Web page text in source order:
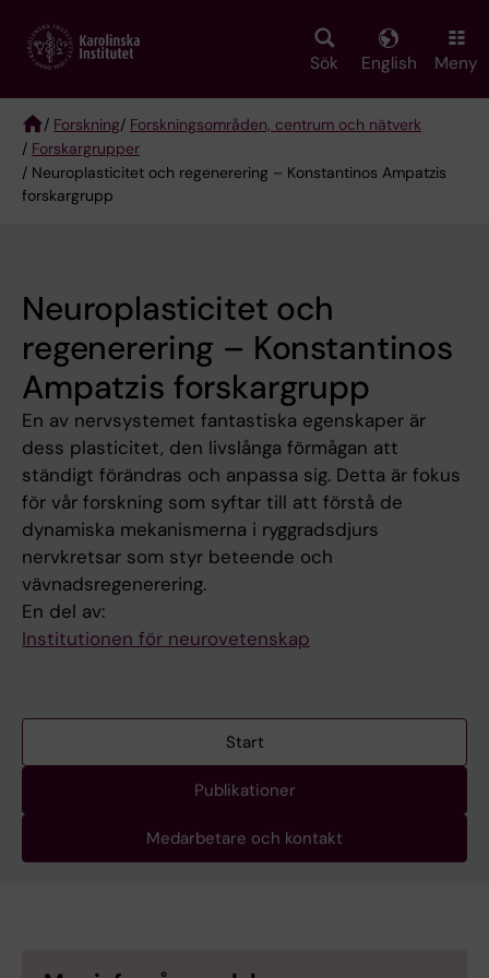
main
Sök English Meny
Breadcrumb
/ Forskning/ Forskningsområden, centrum och nätverk
/ Forskargrupper
/ Neuroplasticitet och regenerering – Konstantinos Ampatzis
forskargrupp
Neuroplasticitet och
regenerering – Konstantinos
Ampatzis forskargrupp
En av nervsystemet fantastiska egenskaper är
dess plasticitet, den livslånga förmågan att
ständigt förändras och anpassa sig. Detta är fokus
för vår forskning som syftar till att förstå de
dynamiska mekanismerna i ryggradsdjurs
nervkretsar som styr beteende och
vävnadsregenerering.
En del av:
Institutionen för neurovetenskap
Start
Publikationer
Medarbetare och kontakt